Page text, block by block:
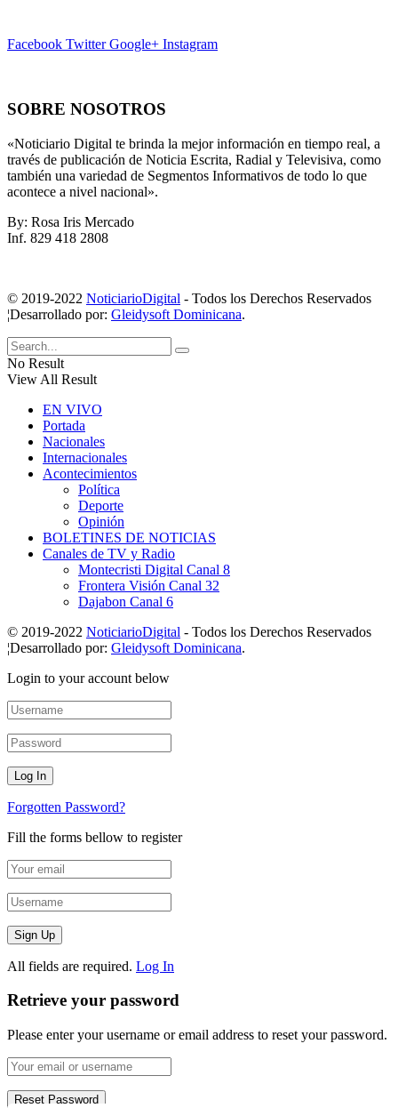
Facebook Twitter Google+ Instagram
SOBRE NOSOTROS
«Noticiario Digital te brinda la mejor información en tiempo real, a
través de publicación de Noticia Escrita, Radial y Televisiva, como
también una variedad de Segmentos Informativos de todo lo que
acontece a nivel nacional».
By: Rosa Iris Mercado
Inf. 829 418 2808
© 2019-2022 NoticiarioDigital - Todos los Derechos Reservados
¦Desarrollado por: Gleidysoft Dominicana.
No Result
View All Result
EN VIVO
Portada
Nacionales
Internacionales
Acontecimientos
Política
Deporte
Opinión
BOLETINES DE NOTICIAS
Canales de TV y Radio
Montecristi Digital Canal 8
Frontera Visión Canal 32
Dajabon Canal 6
© 2019-2022 NoticiarioDigital - Todos los Derechos Reservados
¦Desarrollado por: Gleidysoft Dominicana.
Login to your account below
Forgotten Password?
Fill the forms bellow to register
All fields are required. Log In
Retrieve your password
Please enter your username or email address to reset your password.